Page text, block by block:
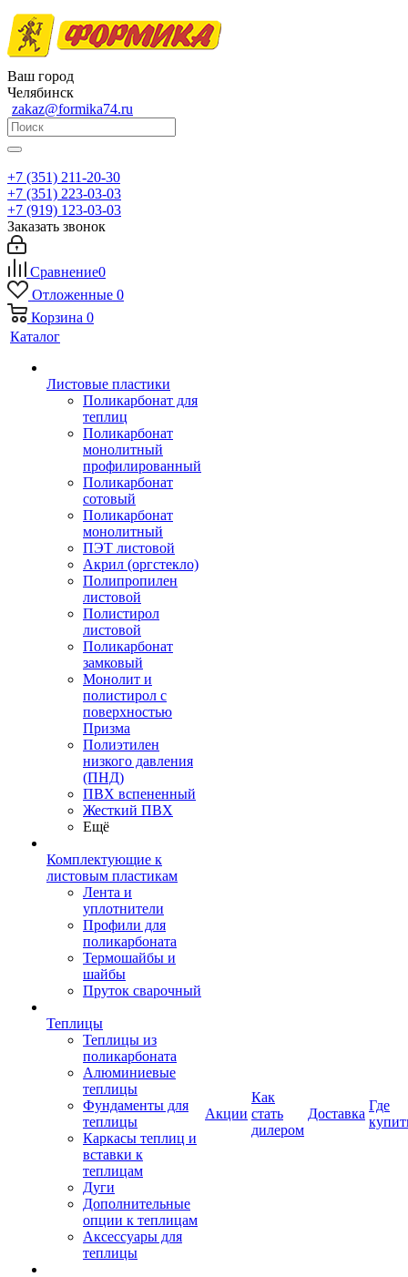
Ваш город
Челябинск
zakaz@formika74.ru
+7 (351) 211-20-30
+7 (351) 223-03-03
+7 (919) 123-03-03
Заказать звонок
Сравнение0
Отложенные 0
Корзина 0
Каталог
Листовые пластики
Поликарбонат для
теплиц
Поликарбонат
монолитный
профилированный
Поликарбонат
сотовый
Поликарбонат
монолитный
ПЭТ листовой
Акрил (оргстекло)
Полипропилен
листовой
Полистирол
листовой
Поликарбонат
замковый
Монолит и
полистирол с
поверхностью
Призма
Полиэтилен
низкого давления
(ПНД)
ПВХ вспененный
Жесткий ПВХ
Ещё
Комплектующие к
листовым пластикам
Лента и
уплотнители
Профили для
поликарбоната
Термошайбы и
шайбы
Пруток сварочный
Теплицы
Теплицы из
поликарбоната
Алюминиевые
теплицы
Фундаменты для
теплицы
Каркасы теплиц и
вставки к
теплицам
Дуги
Дополнительные
опции к теплицам
Аксессуары для
теплицы
Акции
Как
стать
дилером
Доставка
Где